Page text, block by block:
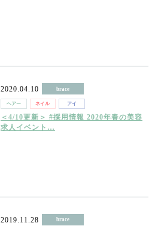
2020.04.10 brace
ヘアー ネイル アイ
＜4/10更新＞ #採用情報 2020年春の美容
求人イベント…
2019.11.28 brace